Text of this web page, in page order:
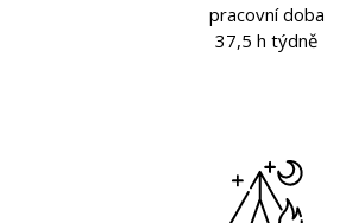
pracovní doba
37,5 h týdně